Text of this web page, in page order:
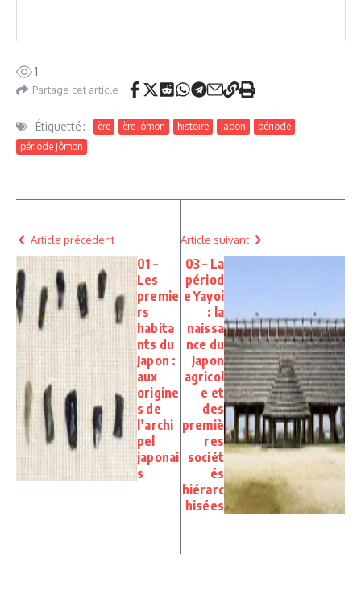
1
Partage cet article
Étiquetté : ère ère Jômon histoire Japon
période
période Jômon
Article précédent
01 –
Les
premie
rs
habita
nts du
Japon :
aux
origine
s de
l’archi
pel
japonai
s
Article suivant
03 – La
périod
e Yayoi
: la
naissa
nce du
Japon
agricol
e et
des
premiè
res
sociét
és
hiérarc
hisées